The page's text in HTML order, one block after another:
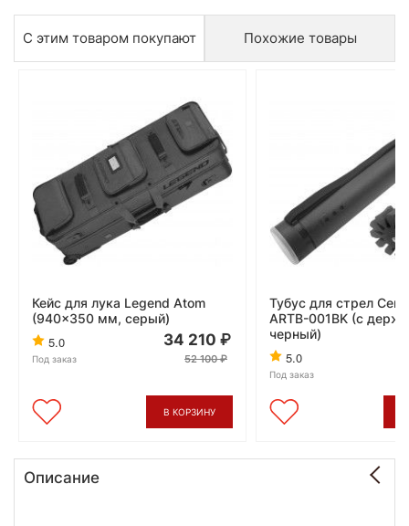
С этим товаром покупают Похожие товары
Кейс для лука Legend Atom
(940x350 мм, серый)
5.0
Под заказ
34 210
52 100
В КОРЗИНУ
Тубус для стрел
ARTB-001BK (с
черный)
5.0
Под заказ
Описание